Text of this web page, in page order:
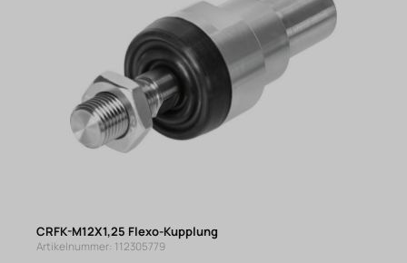
CRFK-M12X1,25 Flexo-Kupplung
Artikelnummer: 112305779